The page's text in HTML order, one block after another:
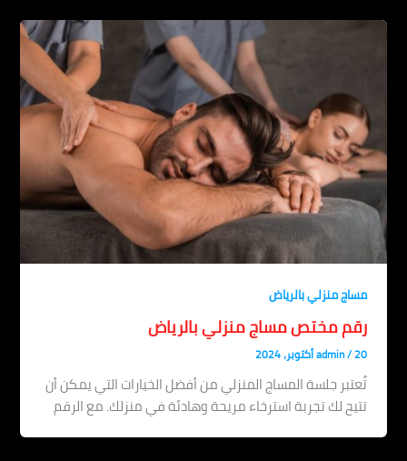
مساج منزلي بالرياض
رقم مختص مساج منزلي بالرياض
admin/20 أكتوبر، 2024
تُعتبر جلسة المساج المنزلي من أفضل الخيارات التي يمكن أن
تتيح لك تجربة استرخاء مريحة وهادئة في منزلك. مع الرقم